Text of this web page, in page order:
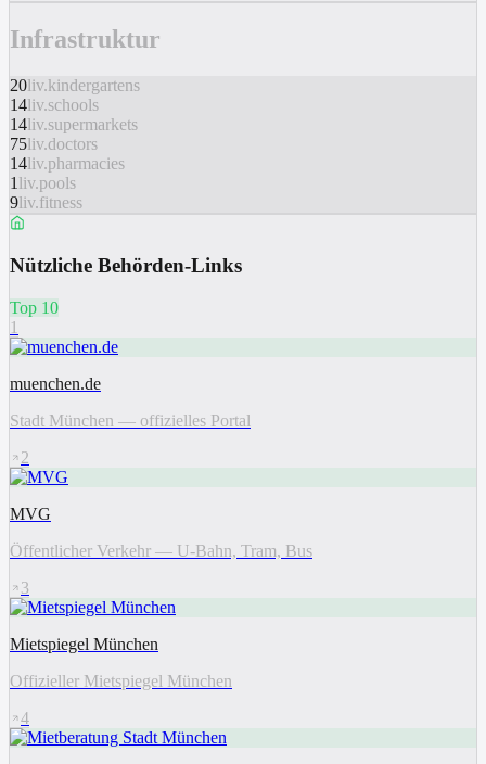
Infrastruktur
20liv.kindergartens
14liv.schools
14liv.supermarkets
75liv.doctors
14liv.pharmacies
1 liv.pools
9liv.fitness
Nützliche Behörden-Links
Top 10
1
muenchen.de
Stadt München — offizielles Portal
2
MVG
Öffentlicher Verkehr — U-Bahn, Tram, Bus
3
Mietspiegel München
Offizieller Mietspiegel München
4